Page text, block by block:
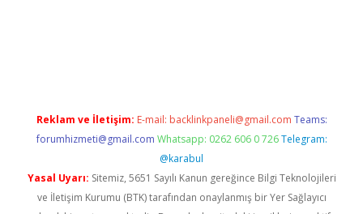
Reklam ve İletişim: E-mail: backlinkpaneli@gmail.com Teams:
forumhizmeti@gmail.com Whatsapp: 0262 606 0 726 Telegram:
@karabul
Yasal Uyarı: Sitemiz, 5651 Sayılı Kanun gereğince Bilgi Teknolojileri
ve İletişim Kurumu (BTK) tarafından onaylanmış bir Yer Sağlayıcı